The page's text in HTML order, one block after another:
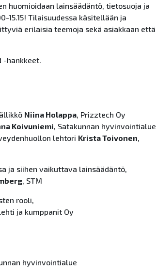
huomioidaan lainsäädäntö, tietosuoja ja
15.15! Tilaisuudessa käsitellään ja
erilaisia teemoja sekä asiakkaan että
hankkeet.
Niina Holappa, Prizztech Oy
Koivuniemi , Satakunnan hyvinvointialue
lehtori Krista Toivonen
ja siihen vaikuttava lainsäädäntö,
, STM
rooli,
Lehti ja kumppanit Oy
hyvinvointialue